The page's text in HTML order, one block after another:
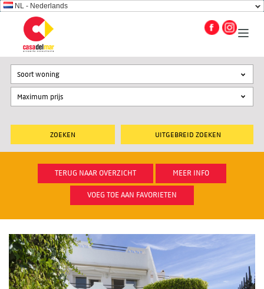
NL - Nederlands
UITGEBREID ZOEKEN
Soort woning
TERUG NAAR OVERZICHT MEER INFO
VOEG TOE AAN FAVORIETEN